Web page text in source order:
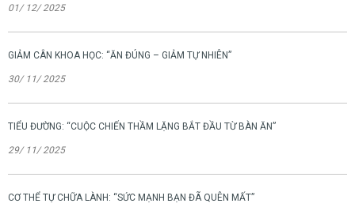
01/ 12/ 2025
GIẢM CÂN KHOA HỌC: “ĂN ĐÚNG – GIẢM TỰ NHIÊN”
30/ 11/ 2025
TIỂU ĐƯỜNG: “CUỘC CHIẾN THẦM LẶNG BẮT ĐẦU TỪ BÀN ĂN”
29/ 11/ 2025
CƠ THỂ TỰ CHỮA LÀNH: “SỨC MẠNH BẠN ĐÃ QUÊN MẤT”